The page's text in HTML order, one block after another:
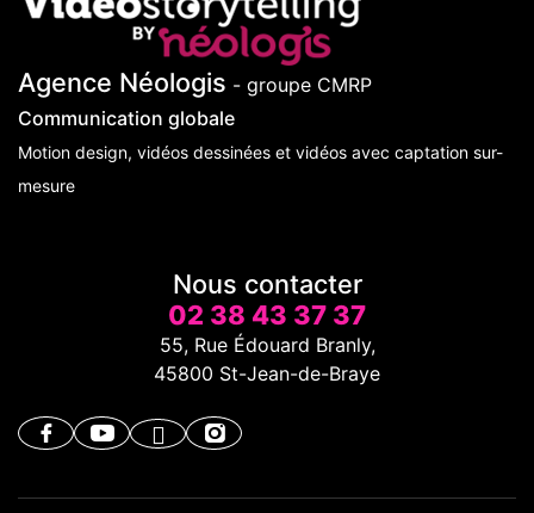
Agence Néologis - groupe CMRP
Communication globale
Motion design, vidéos dessinées et vidéos avec captation sur-
mesure
Nous contacter
02 38 43 37 37
55, Rue Édouard Branly,
45800 St-Jean-de-Braye